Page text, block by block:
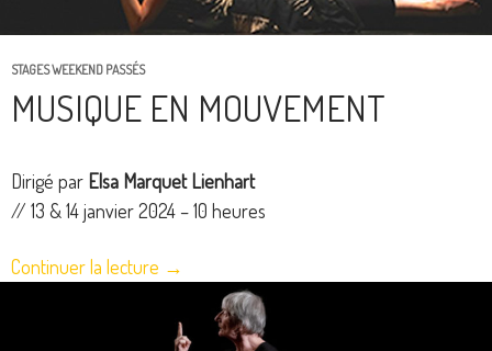
STAGES WEEKEND PASSÉS
MUSIQUE EN MOUVEMENT
Dirigé par Elsa Marquet Lienhart
// 13 & 14 janvier 2024 – 10 heures
Continuer la lecture →